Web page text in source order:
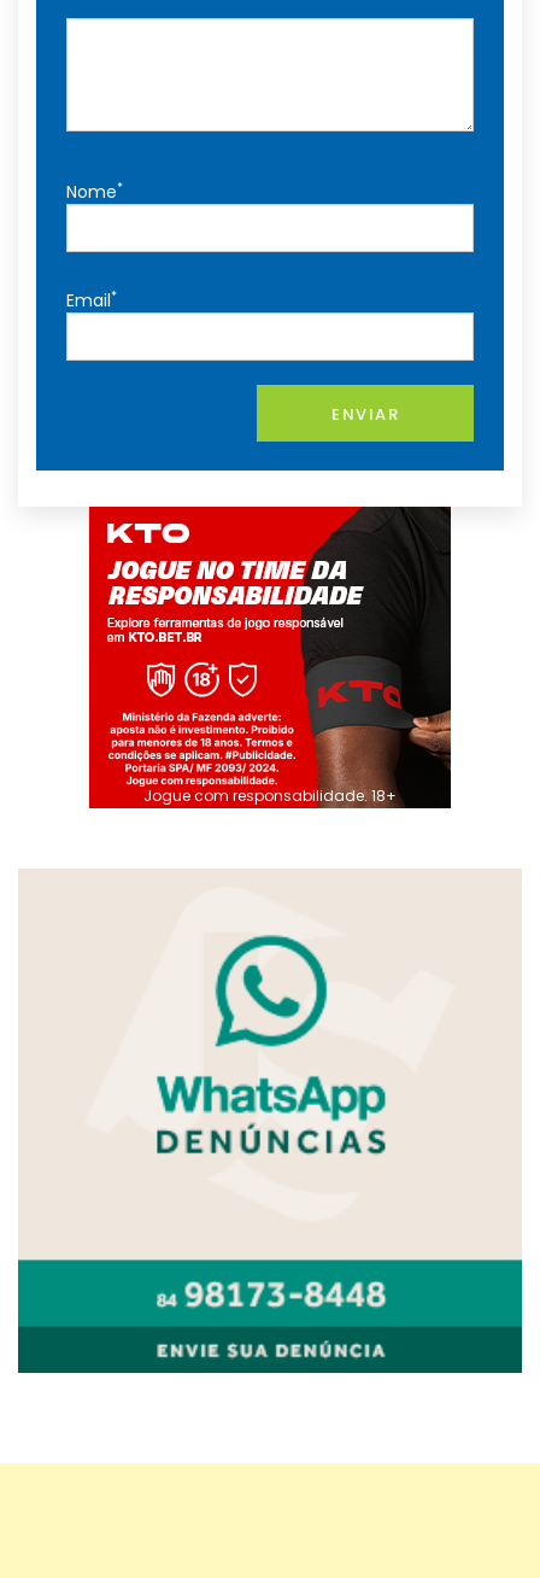
Nome*
Email*
ENVIAR
Jogue com responsabilidade. 18+